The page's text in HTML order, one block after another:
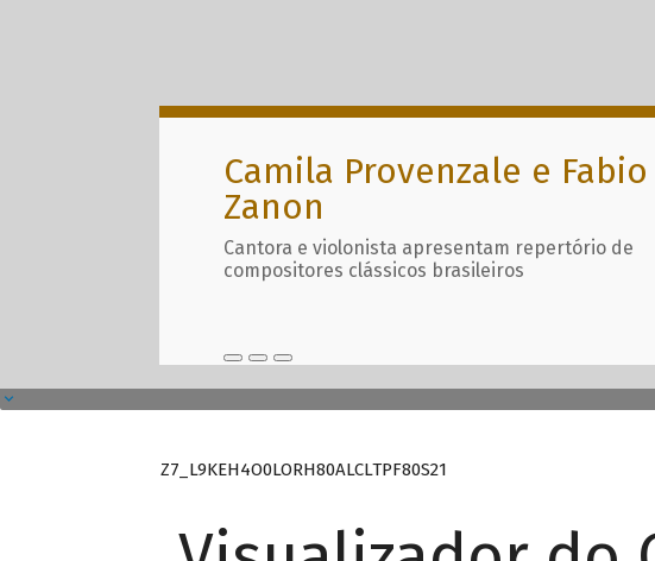
Camila Provenzale e Fabio
Zanon
Cantora e violonista apresentam repertório de
compositores clássicos brasileiros
Z7_L9KEH4O0LORH80ALCLTPF80S21